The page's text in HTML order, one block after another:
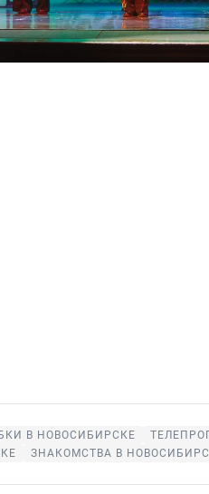
В НОВОСИБИРСКЕ
ЗНАКОМСТВА В